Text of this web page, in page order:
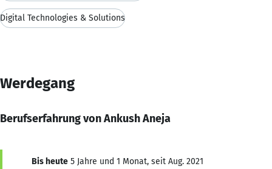
Digital Technologies & Solutions
Werdegang
Berufserfahrung von Ankush Aneja
Bis heute 5 Jahre und 1 Monat, seit Aug. 2021